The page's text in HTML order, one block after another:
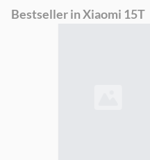
Bestseller in Xiaomi 15T